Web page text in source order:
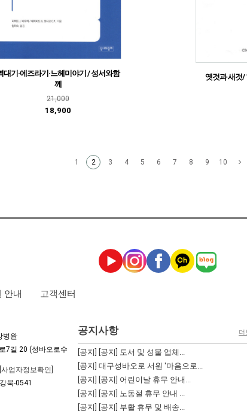
대기·에즈라기·느헤미야기 / 성서와함
께
21,000
18,900
옛것과 새것/
1 2 3 4 5 6 7 8 9 10
안내 고객센터
병완
7길 20 (성바오로수
[사업자정보확인]
북-0541
공지사항
[공지]
[공지] 도서 및 성물 업체...
[공지] 대구성바오로 서원 '마음으로...
[공지]
[공지] 어린이날 휴무 안내...
[공지]
[공지] 노동절 휴무 안내 ...
[공지]
[공지] 부활 휴무 및 배송...
더